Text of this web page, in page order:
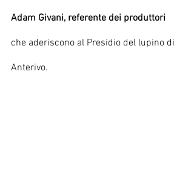
Adam Givani, referente dei produttori
che aderiscono al Presidio del lupino di
Anterivo.